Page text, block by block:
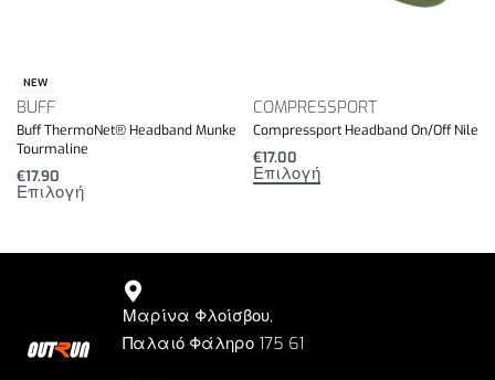
NEW
BUFF
Buff ThermoNet® Headband Munke
Tourmaline
€17.90
Επιλογή
COMPRESSPORT
Compressport Headband On/Off Nile
€17.00
Επιλογή
Μαρίνα Φλοίσβου,
Παλαιό Φάληρο 175 61